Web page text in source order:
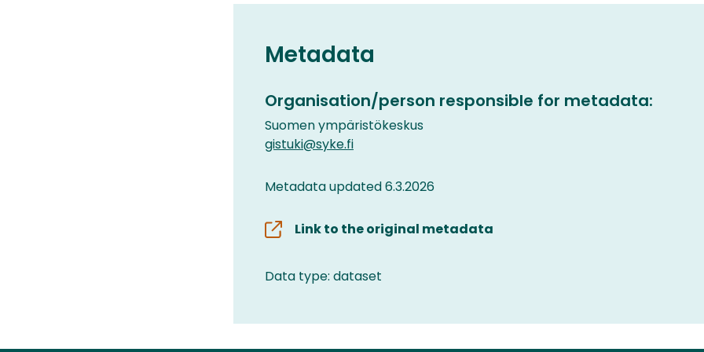
Metadata
Organisation/person responsible for metadata:
Suomen ympäristökeskus
gistuki@syke.fi
Metadata updated 6.3.2026
Link to the original metadata
Data type: dataset